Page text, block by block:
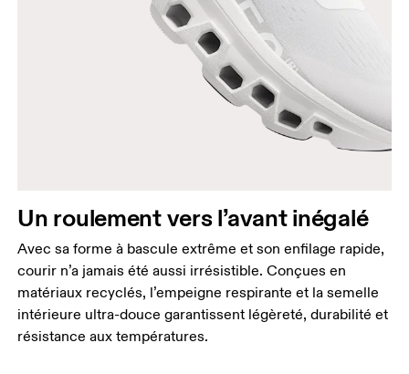
Un roulement vers l’avant inégalé
Avec sa forme à bascule extrême et son enfilage rapide,
courir n’a jamais été aussi irrésistible. Conçues en
matériaux recyclés, l’empeigne respirante et la semelle
intérieure ultra-douce garantissent légèreté, durabilité et
résistance aux températures.